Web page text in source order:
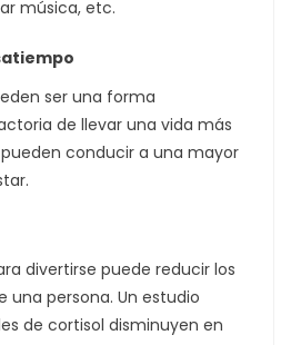
música, etc.
ser una forma
de llevar una vida más
conducir a una mayor
divertirse puede reducir los
una persona. Un estudio
de cortisol disminuyen en